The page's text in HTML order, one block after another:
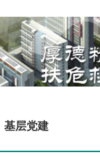
基层党建